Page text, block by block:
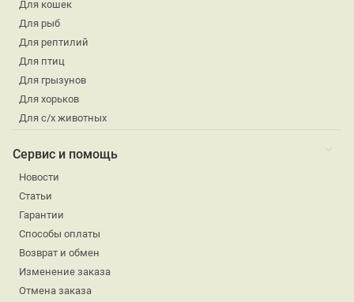
Для кошек
Для рыб
Для рептилий
Для птиц
Для грызунов
Для хорьков
Для с/х животных
Сервис и помощь
Новости
Статьи
Гарантии
Способы оплаты
Возврат и обмен
Изменение заказа
Отмена заказа